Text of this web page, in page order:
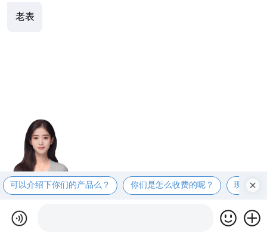
老表
可以介绍下你们的产品么？ 你们是怎么收费的呢？ 现在有